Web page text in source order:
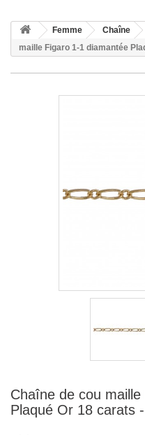
Femme Chaîne
maille Figaro 1-1 diamantée
Chaîne de cou
Plaqué Or 18 carats